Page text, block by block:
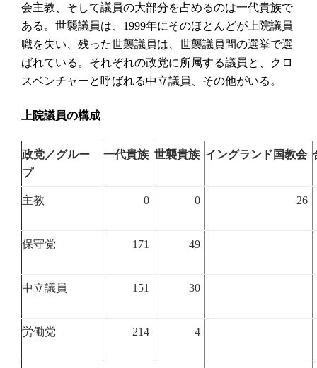
会主教、そして議員の大部分を占めるのは一代貴族で
ある。世襲議員は、
1999年にそのほとんどが上院議員
職を失い、残った世襲議員は、世襲議員間の選挙で選
ばれている。それぞれの政党に所属する議員と、クロ
スベンチャーと呼ばれる中立議員、その他がいる。
上院議員の構成
政党／グルー
プ
一代貴族 世襲貴族 イングランド国教会
主教 0 0 26
保守党 171 49
中立議員 151 30
労働党 214 4